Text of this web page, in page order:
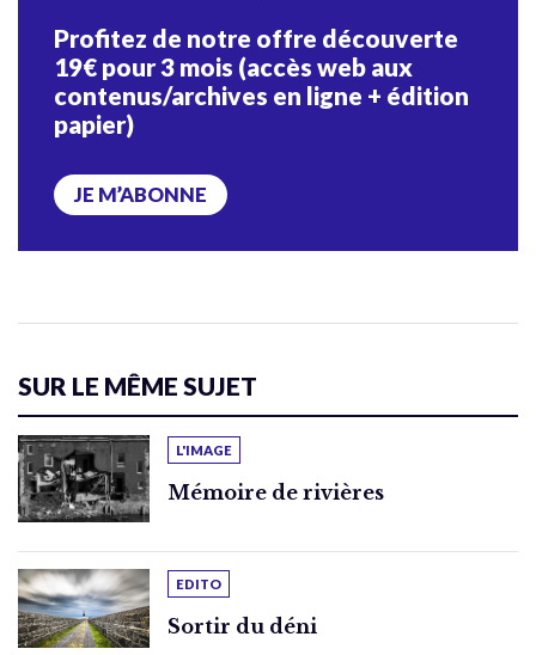
Profitez de notre offre découverte
19€ pour 3 mois (accès web aux
contenus/archives en ligne + édition
papier)
JE M’ABONNE
SUR LE MÊME SUJET
L'IMAGE
Mémoire de rivières
EDITO
Sortir du déni